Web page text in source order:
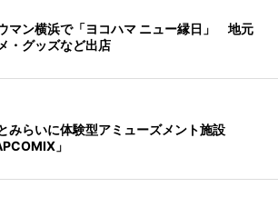
マン横浜で「ヨコハマ ニュー縁日」 地元
・グッズなど出店
みらいに体験型アミューズメント施設
」